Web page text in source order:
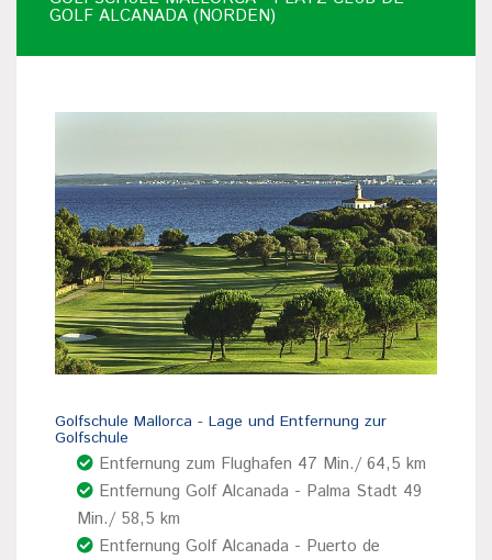
GOLF ALCANADA (NORDEN)
Golfschule Mallorca - Lage und Entfernung zur
Golfschule
Entfernung zum Flughafen 47 Min./ 64,5 km
Entfernung Golf Alcanada - Palma Stadt 49
Min./ 58,5 km
Entfernung Golf Alcanada - Puerto de